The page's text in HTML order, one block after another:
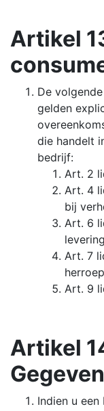
Artikel
De
gelden
die handelt
bedrijf:
Art. 2
Art. 4
bij
Art. 6
Art. 7
Art. 9
Artikel
Indien u